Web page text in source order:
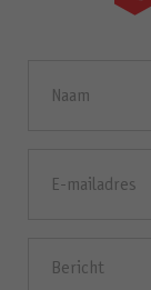
(Vereist)
mailadres
(Vereist)